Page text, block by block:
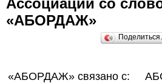
Ассоциации со
«АБОРДАЖ»
«АБОРДАЖ» связано с: